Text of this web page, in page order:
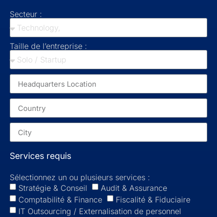
Secteur :
Taille de l’entreprise :
Services requis
Sélectionnez un ou plusieurs services :
Stratégie & Conseil
Audit & Assurance
Comptabilité & Finance
Fiscalité & Fiduciaire
IT Outsourcing / Externalisation de personnel